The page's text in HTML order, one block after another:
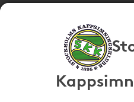
Köp genom denna sida stöttar
Butiker
Presentkort